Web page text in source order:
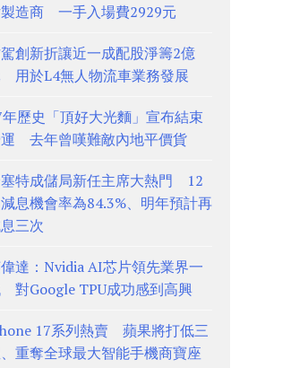
造商 一手入場費2929元
創新折讓近一成配股淨籌2億
用於L4無人物流車業務發展
歷史「頂好大光麵」宣布結束
去年曾嘆難敵內地平價貨
特成儲局新任主席大熱門 12
息機會率為84.3%、明年預計再
三次
達：Nvidia AI芯片領先業界一
對Google TPU成功感到高興
17系列熱賣 蘋果將打低三
重奪全球最大智能手機商寶座